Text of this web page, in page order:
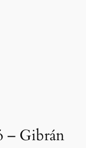
– Gibrán